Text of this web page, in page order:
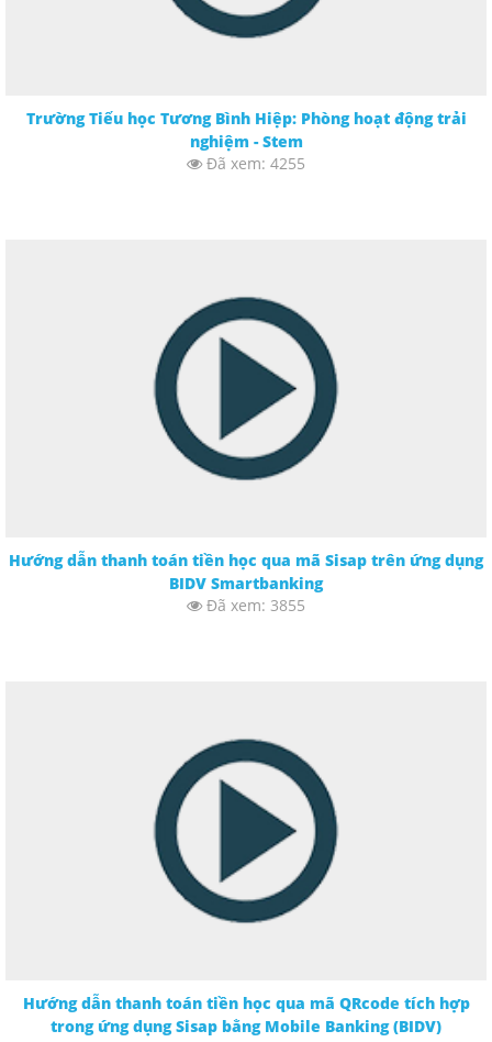
Trường Tiểu học Tương Bình Hiệp: Phòng hoạt động trải
nghiệm - Stem
Đã xem: 4255
Hướng dẫn thanh toán tiền học qua mã Sisap trên ứng dụng
BIDV Smartbanking
Đã xem: 3855
Hướng dẫn thanh toán tiền học qua mã QRcode tích hợp
trong ứng dụng Sisap bằng Mobile Banking (BIDV)